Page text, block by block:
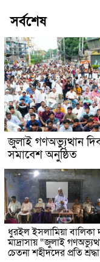
সর্বশেষ
জুলাই গণঅভ্যুত্থান
সমাবেশ অনুষ্ঠিত
ধুরইল ইসলামিয়া বালিকা
মাদ্রাসায় “জুলাই
চেতনা শহীদদের প্রতি